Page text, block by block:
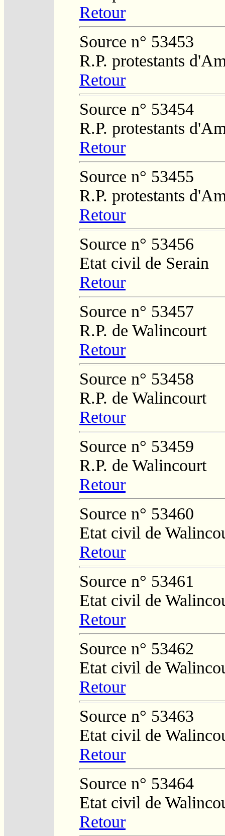
Retour
Source n° 53453
R.P. protestants
Retour
Source n° 53454
R.P. protestants
Retour
Source n° 53455
R.P. protestants
Retour
Source n° 53456
Etat civil de Serain
Retour
Source n° 53457
R.P. de Walincourt
Retour
Source n° 53458
R.P. de Walincourt
Retour
Source n° 53459
R.P. de Walincourt
Retour
Source n° 53460
Etat civil de
Retour
Source n° 53461
Etat civil de
Retour
Source n° 53462
Etat civil de
Retour
Source n° 53463
Etat civil de
Retour
Source n° 53464
Etat civil de
Retour